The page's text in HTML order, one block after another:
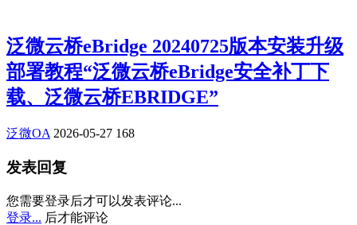
泛微云桥eBridge 20240725版本安装升级
部署教程“泛微云桥eBridge安全补丁下
载、泛微云桥EBRIDGE”
泛微OA 2026-05-27 168
发表回复
您需要登录后才可以发表评论...
登录... 后才能评论